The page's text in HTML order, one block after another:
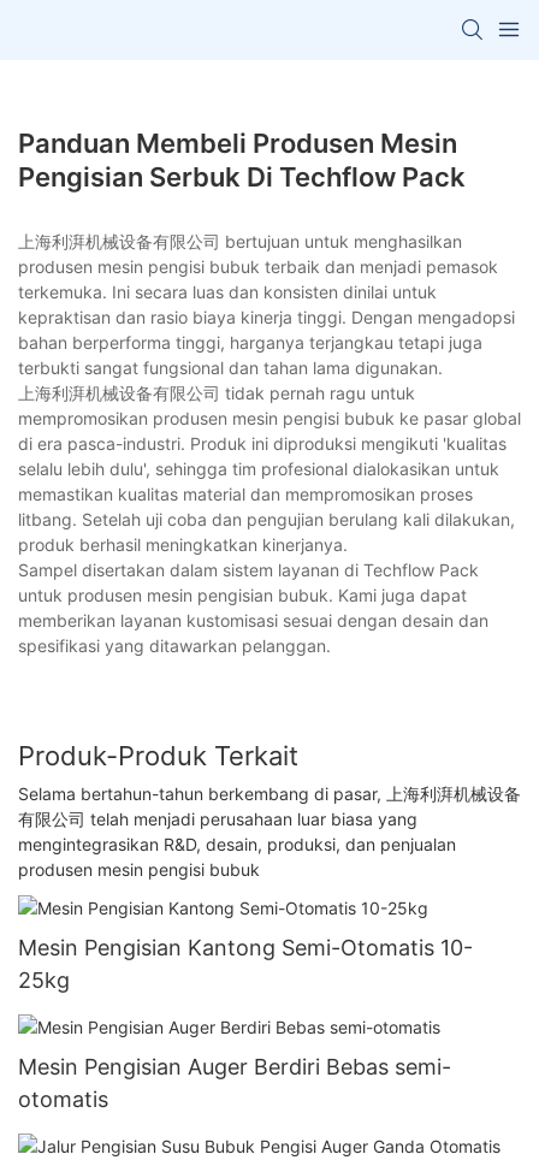
Panduan Membeli Produsen Mesin
Pengisian Serbuk Di Techflow Pack
上海利湃机械设备有限公司 bertujuan untuk menghasilkan
produsen mesin pengisi bubuk terbaik dan menjadi pemasok
terkemuka. Ini secara luas dan konsisten dinilai untuk
kepraktisan dan rasio biaya kinerja tinggi. Dengan mengadopsi
bahan berperforma tinggi, harganya terjangkau tetapi juga
terbukti sangat fungsional dan tahan lama digunakan.
上海利湃机械设备有限公司 tidak pernah ragu untuk
mempromosikan produsen mesin pengisi bubuk ke pasar global
di era pasca-industri. Produk ini diproduksi mengikuti 'kualitas
selalu lebih dulu', sehingga tim profesional dialokasikan untuk
memastikan kualitas material dan mempromosikan proses
litbang. Setelah uji coba dan pengujian berulang kali dilakukan,
produk berhasil meningkatkan kinerjanya.
Sampel disertakan dalam sistem layanan di Techflow Pack
untuk produsen mesin pengisian bubuk. Kami juga dapat
memberikan layanan kustomisasi sesuai dengan desain dan
spesifikasi yang ditawarkan pelanggan.
Produk-Produk Terkait
Selama bertahun-tahun berkembang di pasar, 上海利湃机械设备
有限公司 telah menjadi perusahaan luar biasa yang
mengintegrasikan R&D, desain, produksi, dan penjualan
produsen mesin pengisi bubuk
Mesin Pengisian Kantong Semi-Otomatis 10-
25kg
Mesin Pengisian Auger Berdiri Bebas semi-
otomatis